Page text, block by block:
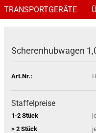
TRANSPORTGERÄTE
Scherenhubwagen
Art.Nr.:
Staffelpreise
1-2 Stück
> 2 Stück